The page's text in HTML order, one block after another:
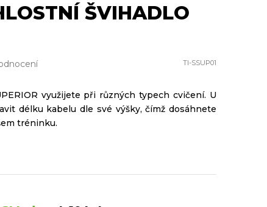
ŠVIHADLO
TI-SSUP01
využijete při různých typech cvičení. U
délku kabelu dle své výšky, čímž dosáhnete
tréninku.